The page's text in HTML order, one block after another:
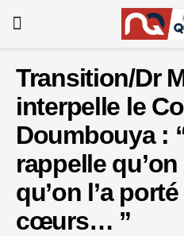
Transition/Dr
interpelle le
Doumbouya :
rappelle
qu’on l’a
cœurs… ”